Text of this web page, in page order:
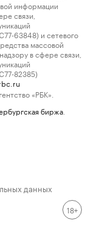
информации
связи,
63848) и сетевого
массовой
в сфере связи,
82385)
«РБК».
биржа
данных
18+